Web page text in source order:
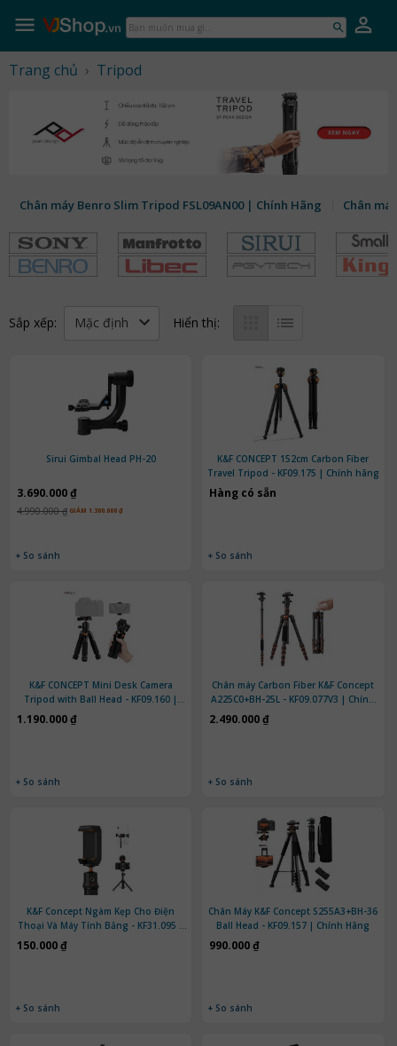
Bạn
muốn
gì...
Trang chủ › Tripod
Chân máy Benro Slim Tripod FSL09AN00 | Chính Hãng Chân
Sắp xếp: Mặc định Hiển thị:
Sirui Gimbal Head PH-20
3.690.000 ₫
4.990.000 ₫ GIẢM 1.300.000 ₫
+ So sánh
K&F CONCEPT 152cm Carbon Fiber
Travel Tripod - KF09.175 | Chính hãng
Hàng có sẵn
+ So sánh
K&F CONCEPT Mini Desk Camera
Tripod with Ball Head - KF09.160 |
Chính hãng
1.190.000 ₫
+ So sánh
Chân máy Carbon Fiber K&F Concept
A225C0+BH-25L - KF09.077V3 | Chính
2.490.000 ₫
+ So sánh
K&F Concept Ngàm Kẹp Cho Điện
Thoại Và Máy Tính Bảng - KF31.095 |
150.000 ₫
+ So sánh
Chân Máy K&F Concept S255A3+BH-36
Ball Head - KF09.157 | Chính Hãng
990.000 ₫
+ So sánh